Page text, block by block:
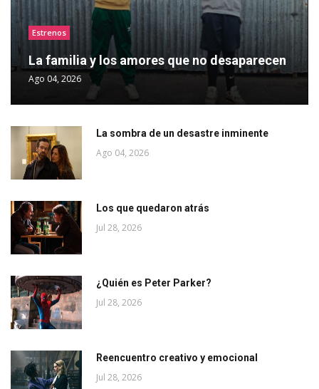
Estrenos
La familia y los amores que no desaparecen
Ago 04, 2026
La sombra de un desastre inminente
Ago 04, 2026
Los que quedaron atrás
Jul 28, 2026
¿Quién es Peter Parker?
Jul 28, 2026
Reencuentro creativo y emocional
Jul 28, 2026